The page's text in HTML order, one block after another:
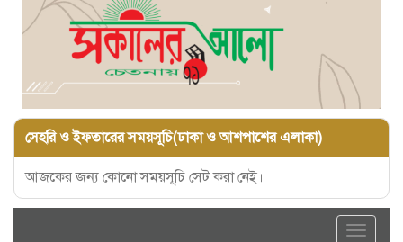
সেহরি ও ইফতারের সময়সূচি(ঢাকা ও আশপাশের এলাকা)
আজকের জন্য কোনো সময়সূচি সেট করা নেই।
Toggle